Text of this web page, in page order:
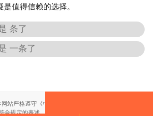
值得信赖的选择。
条了
一条了
网站严格遵守《中华人民共和国广告法》，尽力规范用
合规定的表述，敬请联系我们，将立即更正；相关内容